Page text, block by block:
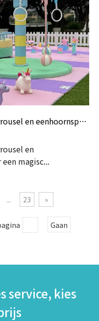
Pastelkleurige zachte speelcarrousel en eenhoornspeeltuinset voor kinderen | Zachte speeltoestellen voor binnen en buiten van Globalltoy
en
magisc...
... 23 »
Gaan
service, kies